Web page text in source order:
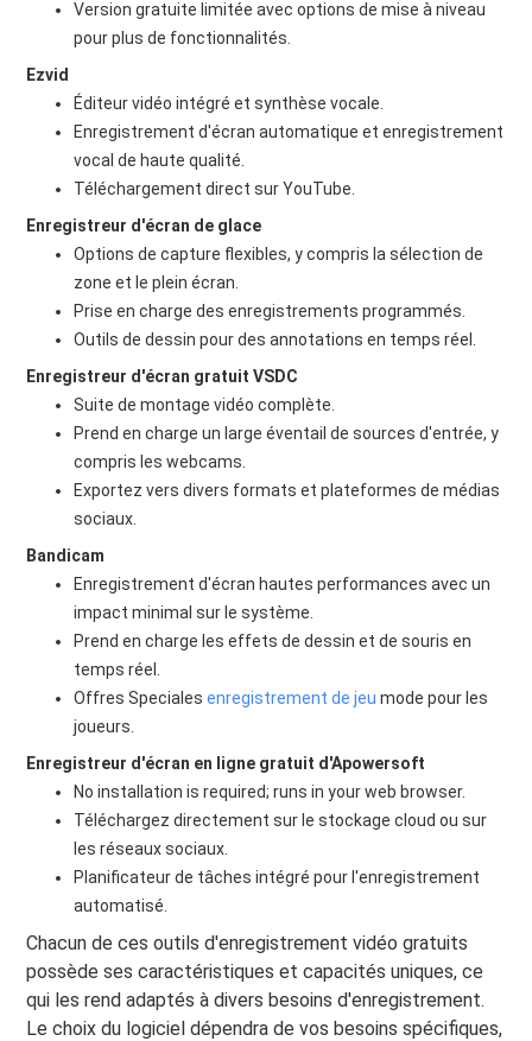
Version gratuite limitée avec options de mise à niveau
pour plus de fonctionnalités.
Ezvid
Éditeur vidéo intégré et synthèse vocale.
Enregistrement d'écran automatique et enregistrement
vocal de haute qualité.
Téléchargement direct sur YouTube.
Enregistreur d'écran de glace
Options de capture flexibles, y compris la sélection de
zone et le plein écran.
Prise en charge des enregistrements programmés.
Outils de dessin pour des annotations en temps réel.
Enregistreur d'écran gratuit VSDC
Suite de montage vidéo complète.
Prend en charge un large éventail de sources d'entrée, y
compris les webcams.
Exportez vers divers formats et plateformes de médias
sociaux.
Bandicam
Enregistrement d'écran hautes performances avec un
impact minimal sur le système.
Prend en charge les effets de dessin et de souris en
temps réel.
Offres Specialesenregistrement de jeu mode pour les
joueurs.
Enregistreur d'écran en ligne gratuit d'Apowersoft
No installation is required; runs in your web browser.
Téléchargez directement sur le stockage cloud ou sur
les réseaux sociaux.
Planificateur de tâches intégré pour l'enregistrement
automatisé.
Chacun de ces outils d'enregistrement vidéo gratuits
possède ses caractéristiques et capacités uniques, ce
qui les rend adaptés à divers besoins d'enregistrement.
Le choix du logiciel dépendra de vos besoins spécifiques,